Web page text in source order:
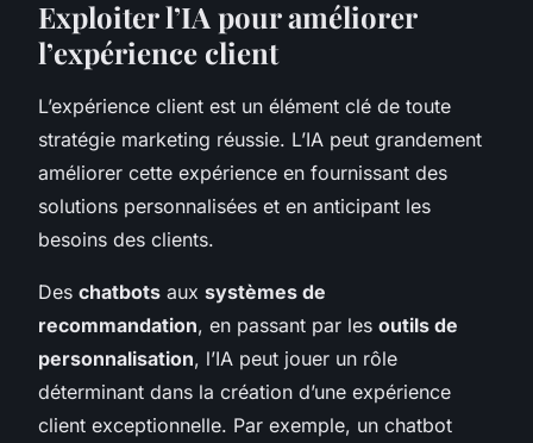
Exploiter l’IA pour améliorer
l’expérience client
L’expérience client est un élément clé de toute
stratégie marketing réussie. L’IA peut grandement
améliorer cette expérience en fournissant des
solutions personnalisées et en anticipant les
besoins des clients.
Des chatbots aux systèmes de
recommandation, en passant par les outils de
personnalisation, l’IA peut jouer un rôle
déterminant dans la création d’une expérience
client exceptionnelle. Par exemple, un chatbot